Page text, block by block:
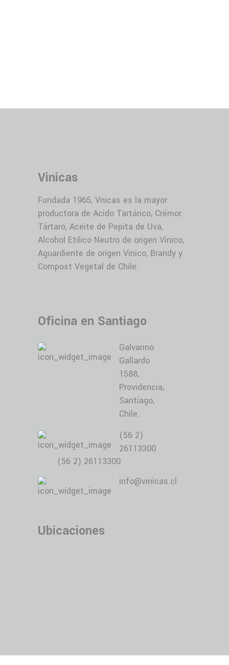
Vinicas
Fundada 1965, Vnicas es la mayor
productora de Acido Tartárico, Crémor
Tártaro, Aceite de Pepita de Uva,
Alcohol Etilico Neutro de origen Vinico,
Aguardiente de origen Vinico, Brandy y
Compost Vegetal de Chile.
Oficina en Santiago
Galvarino
Gallardo
1588,
Providencia,
Santiago,
Chile.
(56 2)
26113300
(56 2) 26113300
info@vinicas.cl
Ubicaciones